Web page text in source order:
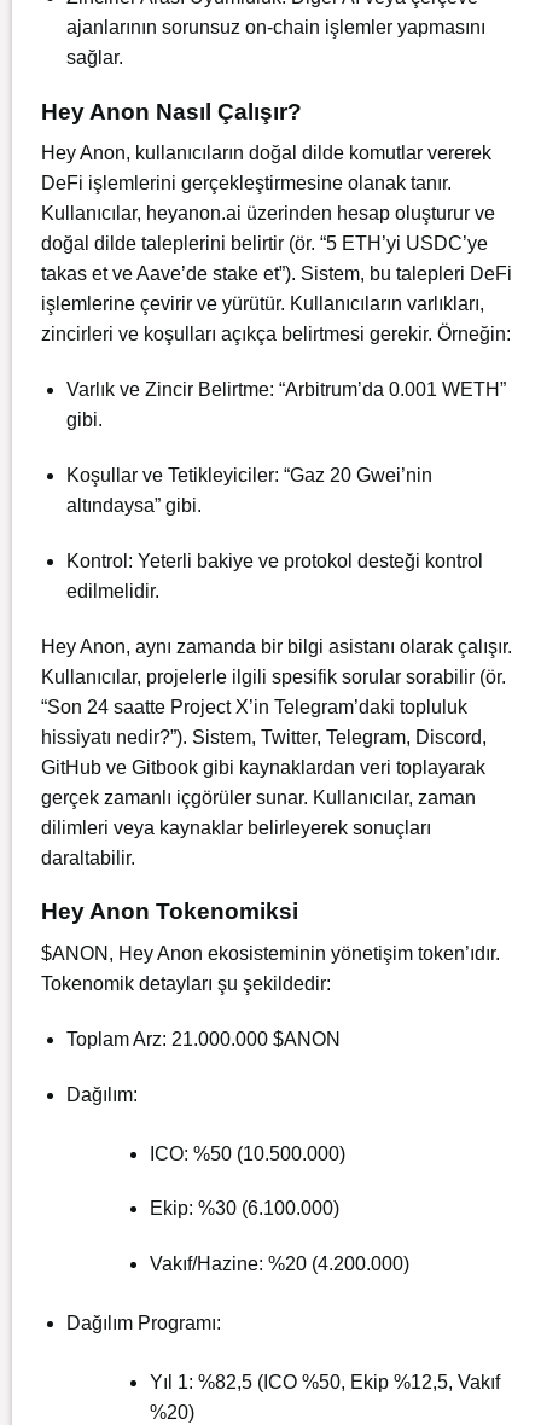
ajanlarının sorunsuz on-chain işlemler yapmasını
sağlar.
Hey Anon Nasıl Çalışır?
Hey Anon, kullanıcıların doğal dilde komutlar vererek
DeFi işlemlerini gerçekleştirmesine olanak tanır.
Kullanıcılar, heyanon.ai üzerinden hesap oluşturur ve
doğal dilde taleplerini belirtir (ör. “5 ETH’yi USDC’ye
takas et ve Aave’de stake et”). Sistem, bu talepleri DeFi
işlemlerine çevirir ve yürütür. Kullanıcıların varlıkları,
zincirleri ve koşulları açıkça belirtmesi gerekir. Örneğin:
Varlık ve Zincir Belirtme: “Arbitrum’da 0.001 WETH”
gibi.
Koşullar ve Tetikleyiciler: “Gaz 20 Gwei’nin
altındaysa” gibi.
Kontrol: Yeterli bakiye ve protokol desteği kontrol
edilmelidir.
Hey Anon, aynı zamanda bir bilgi asistanı olarak çalışır.
Kullanıcılar, projelerle ilgili spesifik sorular sorabilir (ör.
“Son 24 saatte Project X’in Telegram’daki topluluk
hissiyatı nedir?”). Sistem, Twitter, Telegram, Discord,
GitHub ve Gitbook gibi kaynaklardan veri toplayarak
gerçek zamanlı içgörüler sunar. Kullanıcılar, zaman
dilimleri veya kaynaklar belirleyerek sonuçları
daraltabilir.
Hey Anon Tokenomiksi
$ANON, Hey Anon ekosisteminin yönetişim token’ıdır.
Tokenomik detayları şu şekildedir:
Toplam Arz: 21.000.000 $ANON
Dağılım:
ICO: %50 (10.500.000)
Ekip: %30 (6.100.000)
Vakıf/Hazine: %20 (4.200.000)
Dağılım Programı:
Yıl 1: %82,5 (ICO %50, Ekip %12,5, Vakıf
%20)